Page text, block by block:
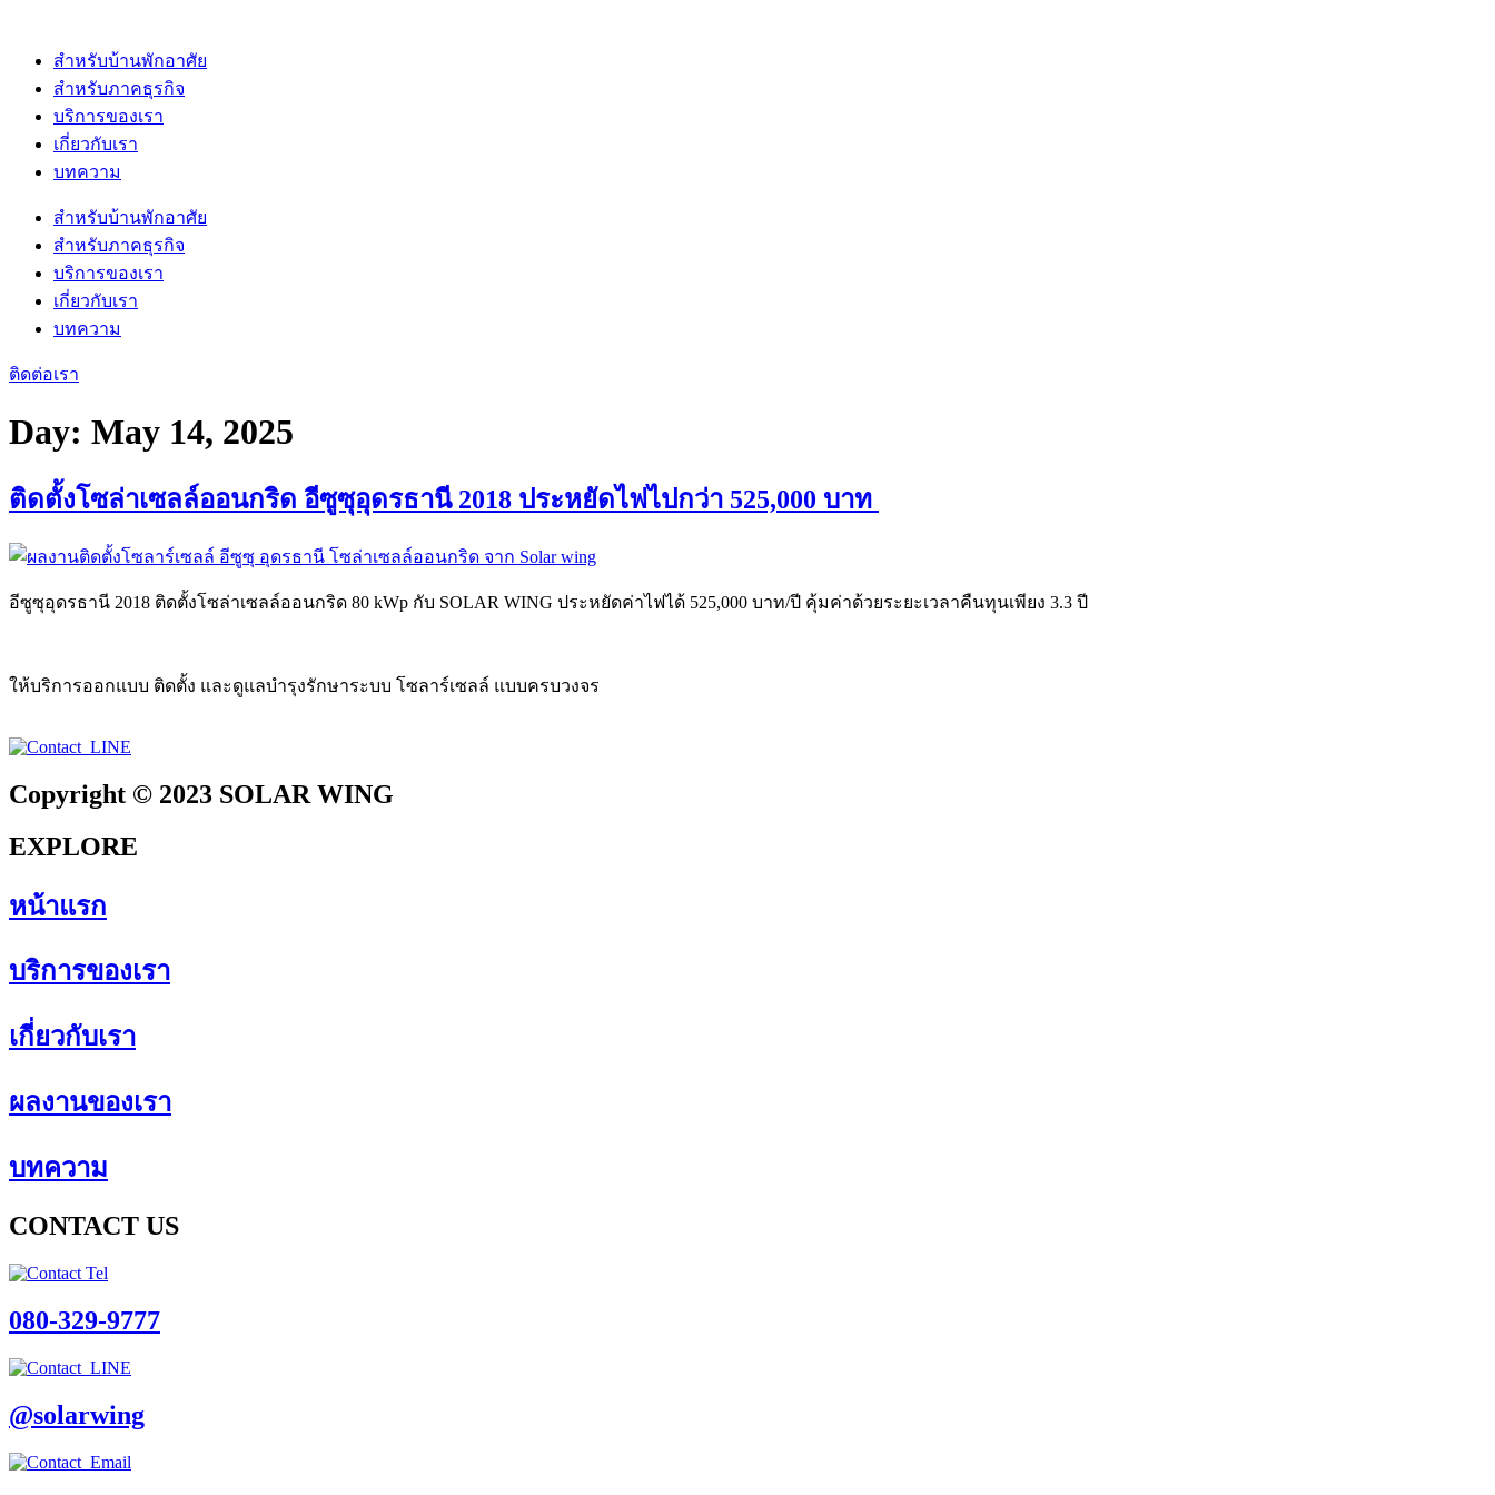
contentสำหรับบ้านพักอาศัย
สำหรับภาคธุรกิจ
บริการของเรา
เกี่ยวกับเรา
บทความ
สำหรับบ้านพักอาศัย
สำหรับภาคธุรกิจ
บริการของเรา
เกี่ยวกับเรา
บทความ
ติดต่อเรา
Day: May 14, 2025
ติดตั้งโซล่าเซลล์ออนกริด อีซูซุอุดรธานี 2018 ประหยัดไฟไปกว่า 525,000 บาท
อีซูซุอุดรธานี 2018 ติดตั้งโซล่าเซลล์ออนกริด 80 kWp กับ SOLAR WING ประหยัดค่าไฟได้ 525,000 บาท/ปี คุ้มค่าด้วยระยะเวลาคืนทุนเพียง 3.3 ปี
ให้บริการออกแบบ ติดตั้ง และดูแลบำรุงรักษาระบบ โซลาร์เซลล์ แบบครบวงจร
Copyright © 2023 SOLAR WING
EXPLORE
หน้าแรก
บริการของเรา
เกี่ยวกับเรา
ผลงานของเรา
บทความ
CONTACT US
080-329-9777
@solarwing